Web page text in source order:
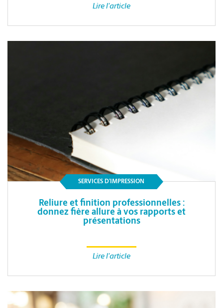
Lire l'article
SERVICES D’IMPRESSION
Reliure et finition professionnelles :
donnez fière allure à vos rapports et
présentations
Lire l'article